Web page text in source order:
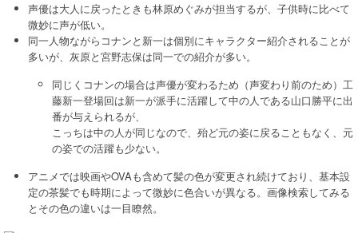
声優は大人に戻ったときも林原めぐみが担当するが、子供時に比べて
微妙に声が低い。
同一人物ながらコナンと新一は個別にキャラクター紹介されることが
多いが、灰原と宮野志保は同一での紹介が多い。
同じくコナンの場合は声優が変わるため（声変わり前のため）工
藤新一登場回は新一が派手に活躍して中の人である山口勝平に出
番が与えられるが、
こっちは中の人が同じなので、殆ど元の姿に戻ることもなく、元
の姿での活躍も少ない。
アニメでは映画やOVAも含めて髪の色が変更され続けており、基本設
定の茶髪でも時期によって微妙に色合いが異なる。画像検索してみる
とその色の違いは一目瞭然。